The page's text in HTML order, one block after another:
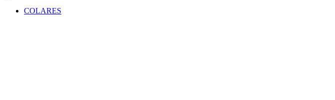
COLARES